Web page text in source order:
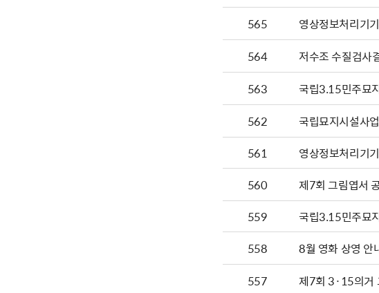
565
영상정보처리기
564
저수조 수질검사
563
국립3.15민주묘
562
국립묘지시설사
561
영상정보처리기
560
제7회 그림엽서
559
국립3.15민주묘
558
8월 영화 상영 안
557
제7회 3·15의거